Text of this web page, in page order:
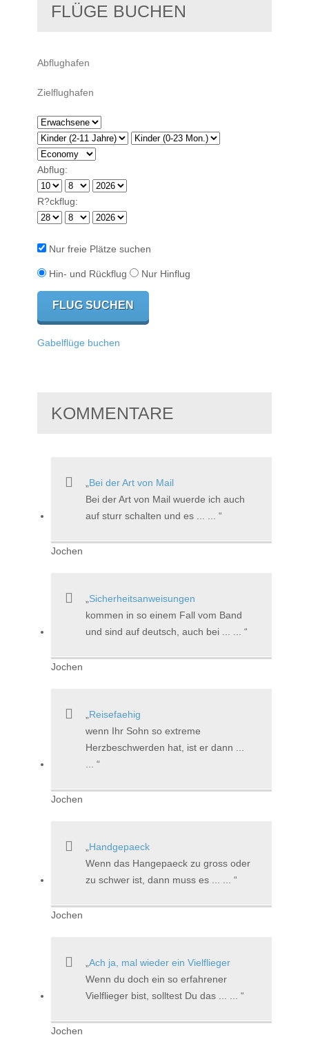
FLÜGE BUCHEN
Abflug:
R?ckflug:
Nur freie Plätze suchen
Hin- und Rückflug Nur Hinflug
Gabelflüge buchen
KOMMENTARE
Bei der Art von Mail
Bei der Art von Mail wuerde ich auch
auf sturr schalten und es ... ...
Jochen
Sicherheitsanweisungen
kommen in so einem Fall vom Band
und sind auf deutsch, auch bei ... ...
Jochen
Reisefaehig
wenn Ihr Sohn so extreme
Herzbeschwerden hat, ist er dann ...
Jochen
Handgepaeck
Wenn das Hangepaeck zu gross oder
zu schwer ist, dann muss es ... ...
Jochen
Ach ja, mal wieder ein Vielflieger
Wenn du doch ein so erfahrener
Vielflieger bist, solltest Du das ... ...
Jochen